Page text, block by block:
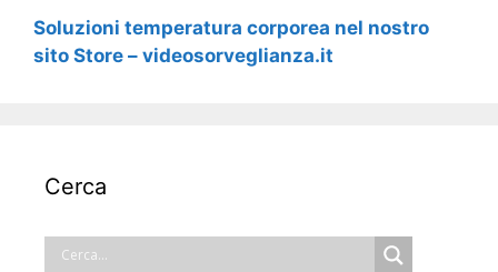
Soluzioni temperatura corporea nel nostro
sito Store – videosorveglianza.it
Cerca